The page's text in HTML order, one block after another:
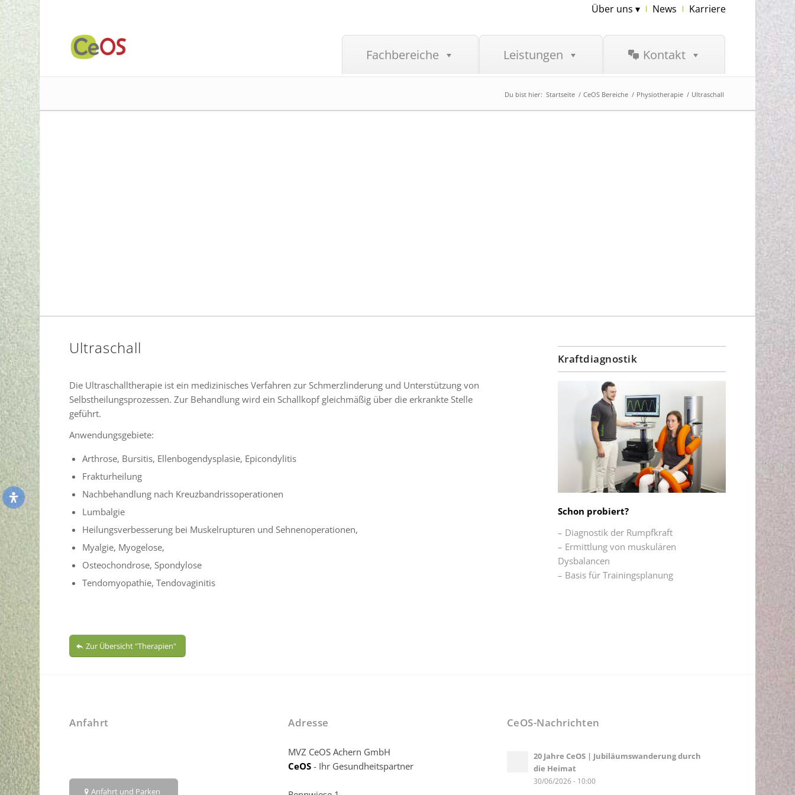
Über uns ▾ News Karriere
Fachbereiche Leistungen Kontakt
Du bist hier: Startseite / CeOS Bereiche / Physiotherapie / Ultraschall
Ultraschall
Die Ultraschalltherapie ist ein medizinisches Verfahren zur Schmerzlinderung und Unterstützung von
Selbstheilungsprozessen. Zur Behandlung wird ein Schallkopf gleichmäßig über die erkrankte Stelle
geführt.
Anwendungsgebiete:
Arthrose, Bursitis, Ellenbogendysplasie, Epicondylitis
Frakturheilung
Nachbehandlung nach Kreuzbandrissoperationen
Lumbalgie
Heilungsverbesserung bei Muskelrupturen und Sehnenoperationen,
Myalgie, Myogelose,
Osteochondrose, Spondylose
Tendomyopathie, Tendovaginitis
Zur Übersicht "Therapien"
Kraftdiagnostik
Schon probiert?
– Diagnostik der Rumpfkraft
– Ermittlung von muskulären
Dysbalancen
– Basis für Trainingsplanung
Anfahrt
Anfahrt und Parken
Adresse
MVZ CeOS Achern GmbH
CeOS - Ihr Gesundheitspartner
CeOS-Nachrichten
20 Jahre CeOS | Jubiläumswanderung durch
die Heimat
30/06/2026 - 10:00